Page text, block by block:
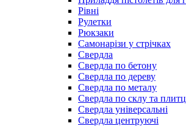
Рівні
Рулетки
Рюкзаки
Самонарізи у стрічках
Свердла
Свердла по бетону
Свердла по дереву
Свердла по металу
Свердла по склу та
Свердла універсальні
Свердла центруючі